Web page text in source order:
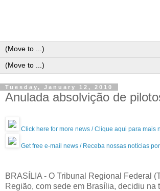
Tuesday, January 12, 2010
Anulada absolvição de
Click here for more news / Clique aqui para mais
Get free e-mail news / Receba nossas notícias
BRASÍLIA - O Tribunal Regional Federal
Região, com sede em Brasília, decidiu na